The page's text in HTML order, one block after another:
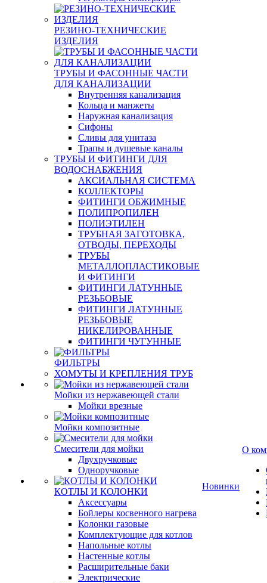
РЕЗИНО-ТЕХНИЧЕСКИЕ
ИЗДЕЛИЯ
ТРУБЫ И ФАСОННЫЕ ЧАСТИ
ДЛЯ КАНАЛИЗАЦИИ
Внутренняя канализация
Кольца и манжеты
Наружная канализация
Сифоны
Сливы для унитаза
Трапы и душевые каналы
ТРУБЫ И ФИТИНГИ ДЛЯ
ВОДОСНАБЖЕНИЯ
АКСИАЛЬНАЯ СИСТЕМА
КОЛЛЕКТОРЫ
ФИТИНГИ ОБЖИМНЫЕ
ПОЛИПРОПИЛЕН
ПОЛИЭТИЛЕН
ТРУБНАЯ ЗАГОТОВКА,
ОТВОДЫ, ПЕРЕХОДЫ
ТРУБЫ
МЕТАЛЛОПЛАСТИКОВЫЕ
И ФИТИНГИ
ФИТИНГИ ЛАТУННЫЕ
РЕЗЬБОВЫЕ
ФИТИНГИ ЛАТУННЫЕ
РЕЗЬБОВЫЕ
НИКЕЛИРОВАННЫЕ
ФИТИНГИ ЧУГУННЫЕ
ФИЛЬТРЫ
ХОМУТЫ И КРЕПЛЕНИЯ ТРУБ
Мойки из нержавеющей стали
Мойки врезные
Мойки композитные
Смесители для мойки
Двухручковые
Одноручковые
КОТЛЫ И КОЛОНКИ
Аксессуары
Бойлеры косвенного нагрева
Колонки газовые
Комплектующие для котлов
Напольные котлы
Настенные котлы
Расширительные баки
Электрические
Новинки
О